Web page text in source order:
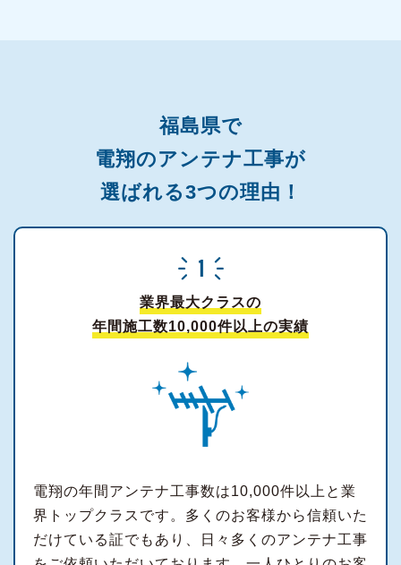
福島県で
電翔のアンテナ工事が
選ばれる3つの理由！
業界最大クラスの
年間施工数10,000件以上の実績
電翔の年間アンテナ工事数は10,000件以上と業
界トップクラスです。多くのお客様から信頼いた
だけている証でもあり、日々多くのアンテナ工事